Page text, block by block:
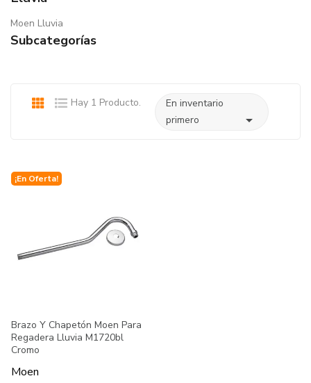
Moen Lluvia
Subcategorías
Hay 1 Producto.
En inventario
primero

¡En Oferta!
Brazo Y Chapetón Moen Para
Regadera Lluvia M1720bl
Cromo
Moen